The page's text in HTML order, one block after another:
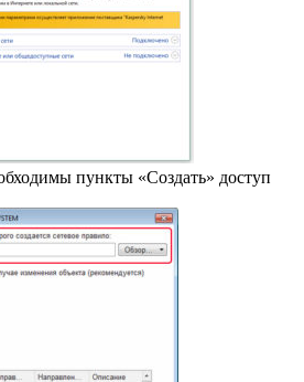
пункты «Создать» доступ